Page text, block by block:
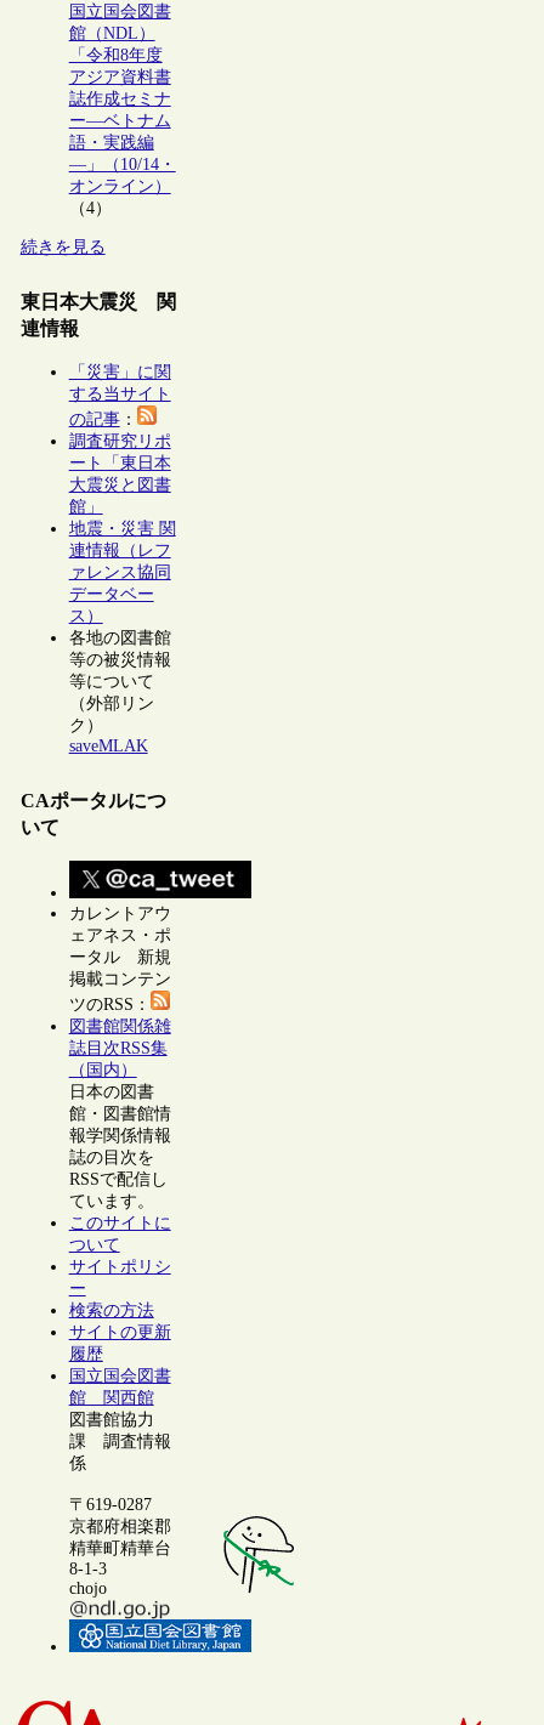
国立国会図書
館（NDL）
「令和8年度
アジア資料書
誌作成セミナ
ー―ベトナム
語・実践編
―」（10/14・
オンライン）
（4）
続きを見る
東日本大震災 関
連情報
「災害」に関
する当サイト
の記事：
調査研究リポ
ート「東日本
大震災と図書
館」
地震・災害 関
連情報（レフ
ァレンス協同
データベー
ス）
各地の図書館
等の被災情報
等について
（外部リン
ク）
saveMLAK
CAポータルにつ
いて
カレントアウ
ェアネス・ポ
ータル 新規
掲載コンテン
ツのRSS：
図書館関係雑
誌目次RSS集
（国内）
日本の図書
館・図書館情
報学関係情報
誌の目次を
RSSで配信し
ています。
このサイトに
ついて
サイトポリシ
ー
検索の方法
サイトの更新
履歴
国立国会図書
館 関西館
図書館協力
課 調査情報
係
〒619-0287
京都府相楽郡
精華町精華台
8-1-3
chojo